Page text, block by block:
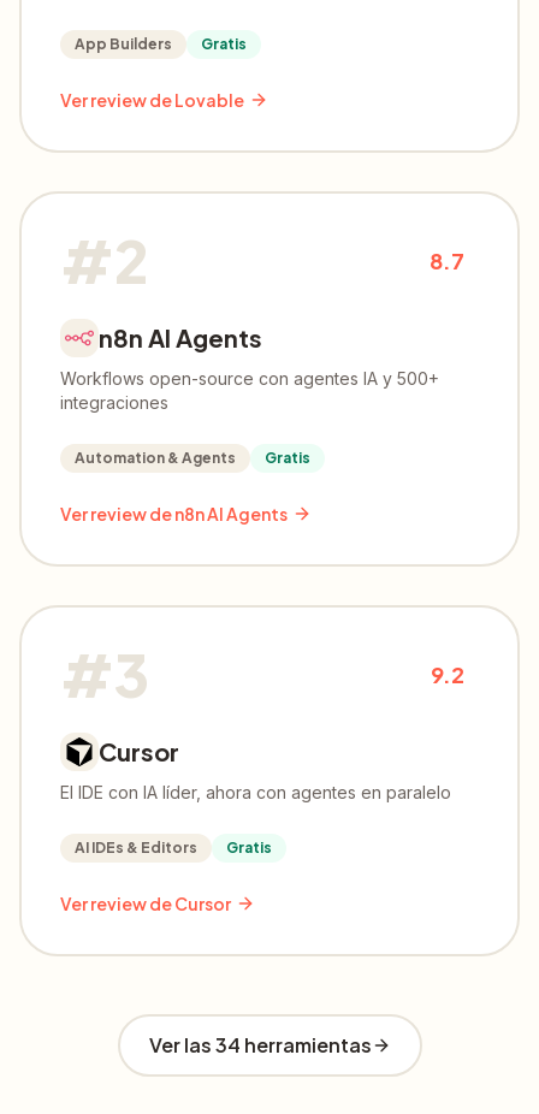
App Builders Gratis
Ver review deLovable
#2 8.7
n8n AI Agents
Workflows open-source con agentes IA y 500+
integraciones
Automation & Agents Gratis
Ver review den8n AI Agents
#3 9.2
Cursor
El IDE con IA líder, ahora con agentes en paralelo
AI IDEs & Editors Gratis
Ver review deCursor
Ver las 34 herramientas